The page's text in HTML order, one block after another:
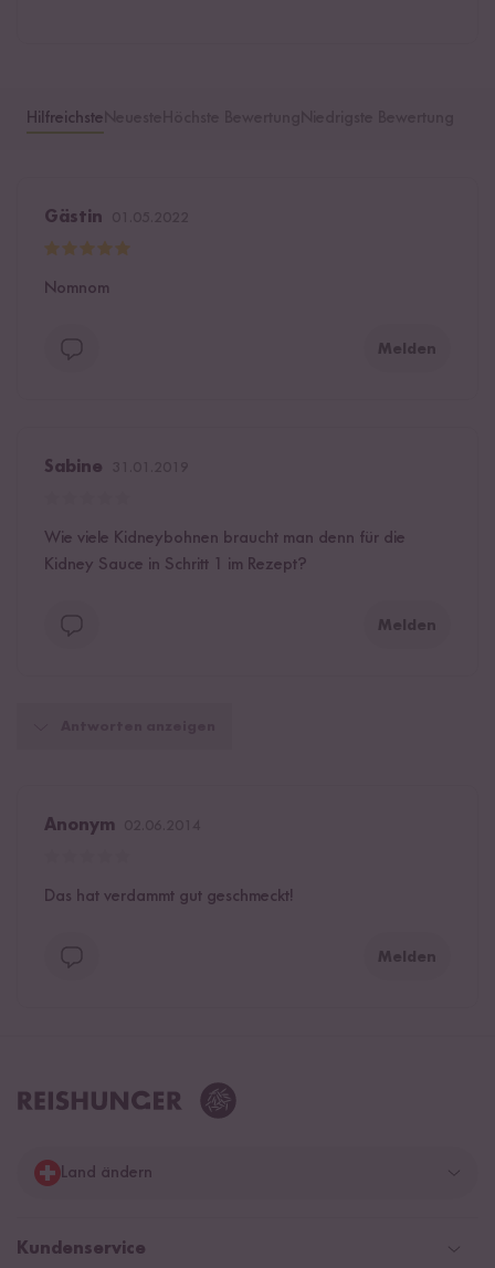
Hilfreichste
Gästin
Nomnom
Melden
Sabine
Wie viele Kidneybohnen braucht man denn für die
Kidney Sauce in Schritt 1 im Rezept?
Melden
Anonym
Das hat verdammt gut geschmeckt!
Melden
Land ändern
Deutschland
Kundenservice